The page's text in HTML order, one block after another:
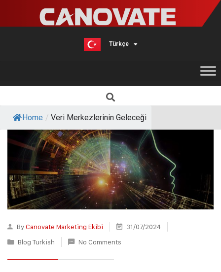
Türkçe
English
Home / Veri Merkezlerinin Geleceği
ByCanovate Marketing Ekibi
31/07/2024
Blog Turkish
No Comments